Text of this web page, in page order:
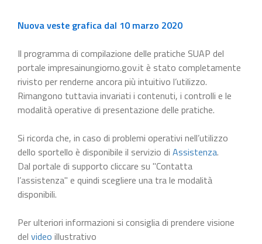
Nuova veste grafica dal 10 marzo 2020
Il programma di compilazione delle pratiche SUAP del
portale impresainungiorno.gov.it è stato completamente
rivisto per renderne ancora più intuitivo l’utilizzo.
Rimangono tuttavia invariati i contenuti, i controlli e le
modalità operative di presentazione delle pratiche.
Si ricorda che, in caso di problemi operativi nell’utilizzo
dello sportello è disponibile il servizio di Assistenza.
Dal portale di supporto cliccare su "Contatta
l’assistenza" e quindi scegliere una tra le modalità
disponibili.
Per ulteriori informazioni si consiglia di prendere visione
del video illustrativo